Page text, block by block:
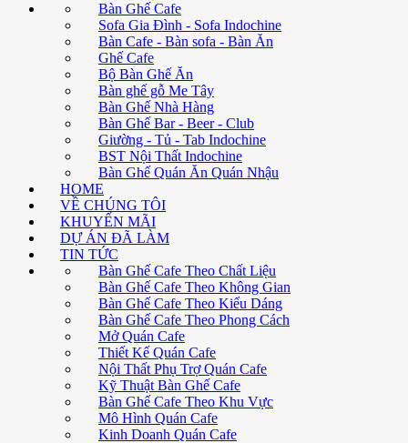
Bàn Ghế Cafe
Sofa Gia Đình - Sofa Indochine
Bàn Cafe - Bàn sofa - Bàn Ăn
Ghế Cafe
Bộ Bàn Ghế Ăn
Bàn ghế gỗ Me Tây
Bàn Ghế Nhà Hàng
Bàn Ghế Bar - Beer - Club
Giường - Tủ - Tab Indochine
BST Nội Thất Indochine
Bàn Ghế Quán Ăn Quán Nhậu
HOME
VỀ CHÚNG TÔI
KHUYẾN MÃI
DỰ ÁN ĐÃ LÀM
TIN TỨC
Bàn Ghế Cafe Theo Chất Liệu
Bàn Ghế Cafe Theo Không Gian
Bàn Ghế Cafe Theo Kiểu Dáng
Bàn Ghế Cafe Theo Phong Cách
Mở Quán Cafe
Thiết Kế Quán Cafe
Nội Thất Phụ Trợ Quán Cafe
Kỹ Thuật Bàn Ghế Cafe
Bàn Ghế Cafe Theo Khu Vực
Mô Hình Quán Cafe
Kinh Doanh Quán Cafe